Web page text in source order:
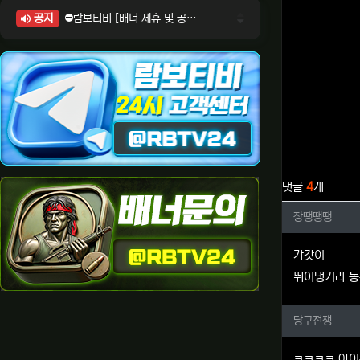
댓글 4개
장땡땡
장땡땡땡
갸갓이
뛰어댕기라
당구전
당구전쟁
공지
⛔람보티비 [배너 제휴 및 공식 입점 문의 안내]
⛔람보티비 [정회원 등급UP! 안내사항]
⛔람보티비 [채팅방 이용시 주의사항]
⛔람보티비 [공식보증업체 안내]